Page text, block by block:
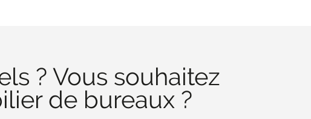
? Vous souhaitez
de bureaux ?